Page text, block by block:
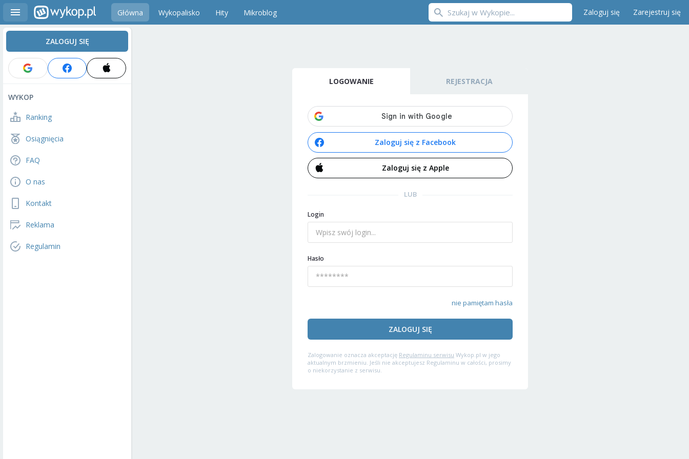
Główna Wykopalisko Hity Mikroblog Zaloguj się Zarejestruj się
ZALOGUJ SIĘ
WYKOP
Ranking
Osiągnięcia
FAQ
O nas
Kontakt
Reklama
Regulamin
LOGOWANIE REJESTRACJA
Zaloguj się z Facebook
Zaloguj się z Apple
LUB
Login
Hasło
nie pamiętam hasła
ZALOGUJ SIĘ
Zalogowanie oznacza akceptację Regulaminu serwisu Wykop.pl w jego
aktualnym brzmieniu. Jeśli nie akceptujesz Regulaminu w całości, prosimy
o niekorzystanie z serwisu.